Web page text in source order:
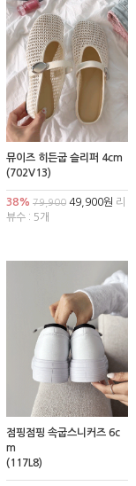
뮤이즈 히든굽 슬리퍼 4cm
(702V13)
38% 79,900 49,900원 리
뷰수 : 5개
점핑점핑 속굽스니커즈 6c
m
(117L8)